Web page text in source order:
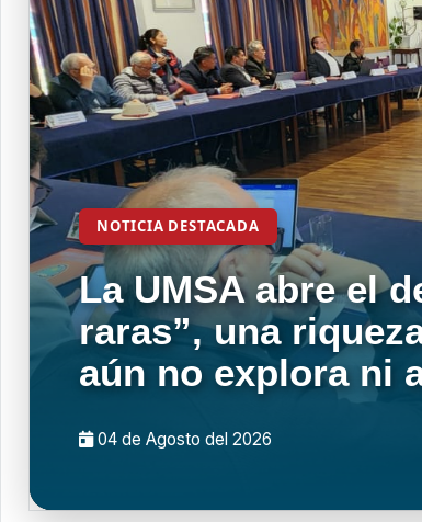
NOTICIA DESTACADA
La UMSA abre el
raras”, una
aún no explora ni
04 de Agosto del 2026